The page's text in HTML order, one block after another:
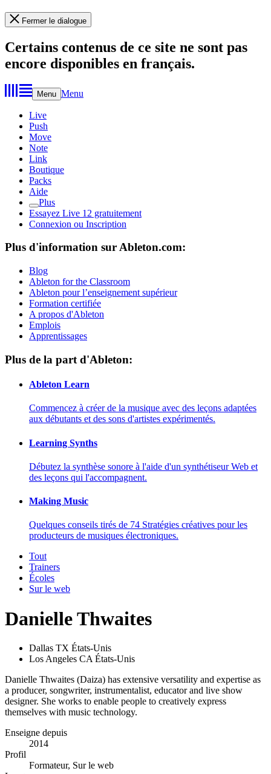
Fermer le dialogue
Certains contenus de ce site ne sont pas
encore disponibles en français.
Menu Menu
Live
Push
Move
Note
Link
Boutique
Packs
Aide
Plus
Essayez Live 12 gratuitement
Connexion ou Inscription
Plus d'information sur Ableton.com:
Blog
Ableton for the Classroom
Ableton pour l’enseignement supérieur
Formation certifiée
A propos d'Ableton
Emplois
Apprentissages
Plus de la part d'Ableton:
Ableton Learn
Commencez à créer de la musique avec des leçons adaptées
aux débutants et des sons d'artistes expérimentés.
Learning Synths
Débutez la synthèse sonore à l'aide d'un synthétiseur Web et
des leçons qui l'accompagnent.
Making Music
Quelques conseils tirés de 74 Stratégies créatives pour les
producteurs de musiques électroniques.
Tout
Trainers
Écoles
Sur le web
Danielle Thwaites
Dallas TX États-Unis
Los Angeles CA États-Unis
Danielle Thwaites (Daiza) has extensive versatility and expertise as
a producer, songwriter, instrumentalist, educator and live show
designer. She works to enable people to creatively express
themselves with music technology.
Enseigne depuis
2014
Profil
Formateur, Sur le web